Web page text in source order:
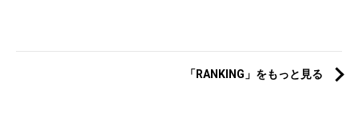
「RANKING」をもっと見る